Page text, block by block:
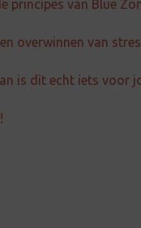
principes van Blue
overwinnen van
is dit echt iets voor